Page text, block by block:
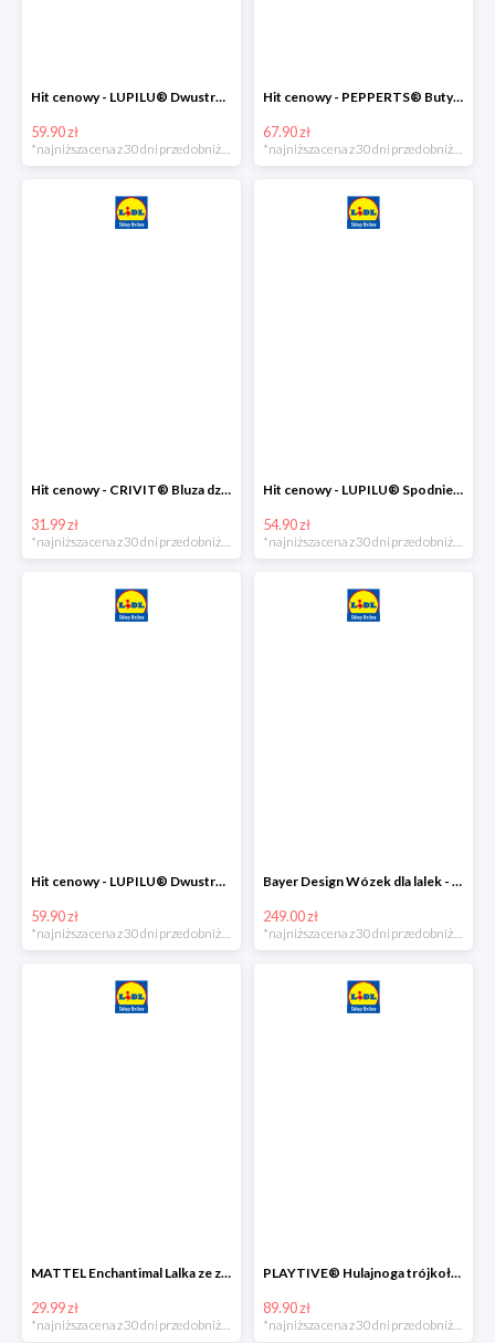
Hit cenowy - LUPILU® Dwustronna kurtka dziecięca z polarem
59.90 zł
*najniższa cena z 30 dni przed obniżką
Hit cenowy - PEPPERTS® Buty zimowe chłopięce
67.90 zł
*najniższa cena z 30 dni przed obniżką
Hit cenowy - CRIVIT® Bluza dziewczęca z polaru
31.99 zł
Hit cenowy - LUPILU® Spodnie narciarskie chłopięce
54.90 zł
Hit cenowy - LUPILU® Dwustronna kurtka pikowana dziewczęca
59.90 zł
*najniższa cena z 30 dni przed obniżką
Bayer Design Wózek dla lalek - megazestaw
249.00 zł
*najniższa cena z 30 dni przed obniżką
MATTEL Enchantimal Lalka ze zwierzątkiem
29.99 zł
*najniższa cena z 30 dni przed obniżką
PLAYTIVE® Hulajnoga trójkołowa Tri Scooter z diodami LED
89.90 zł
*najniższa cena z 30 dni przed obniżką